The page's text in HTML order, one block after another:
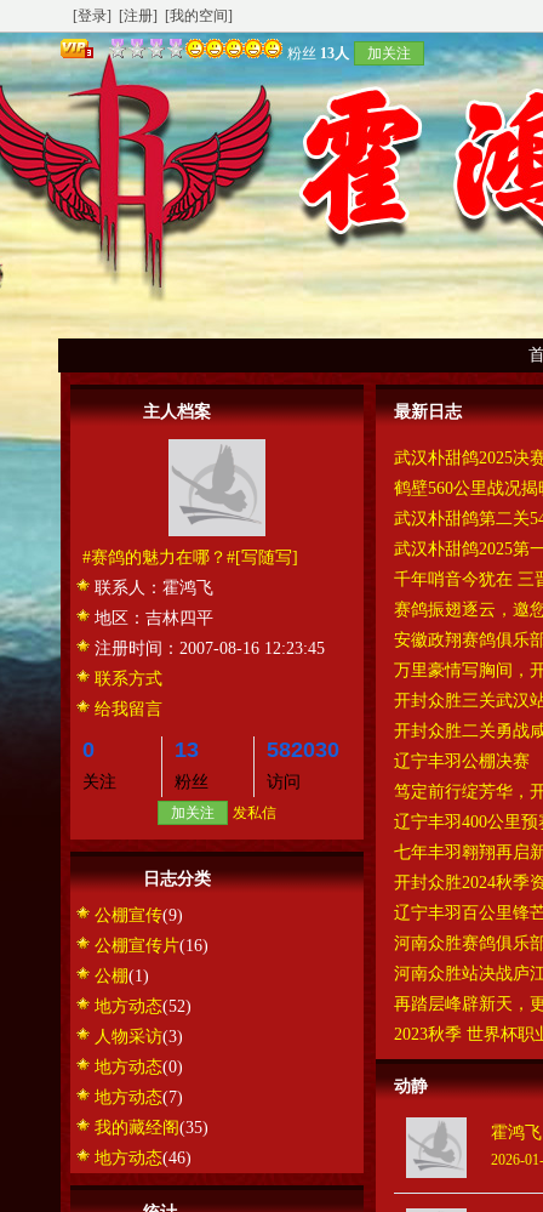
[登录] [注册] [我的空间]
粉丝 13人 加关注
主人档案
#赛鸽的魅力在哪？#[写随写]
联系人： 霍鸿飞
地区： 吉林四平
注册时间： 2007-08-16 12:23:45
联系方式
给我留言
0
关注
13
粉丝
582030
访问
加关注 发私信
日志分类
公棚宣传(9)
公棚宣传片(16)
公棚(1)
地方动态(52)
人物采访(3)
地方动态(0)
地方动态(7)
我的藏经阁(35)
地方动态(46)
最新日志
武汉朴甜鸽2025决
鹤壁560公里战况
武汉朴甜鸽第二关
武汉朴甜鸽2025第
千年哨音今犹在 三
赛鸽振翅逐云，邀
安徽政翔赛鸽俱乐
万里豪情写胸间，
开封众胜三关武汉
开封众胜二关勇战
辽宁丰羽公棚决赛
笃定前行绽芳华，
辽宁丰羽400公里
七年丰羽翱翔再启
开封众胜2024秋季
辽宁丰羽百公里锋
河南众胜赛鸽俱乐
河南众胜站决战庐
再踏层峰辟新天，
2023秋季 世界杯
动静
霍鸿飞
2026-